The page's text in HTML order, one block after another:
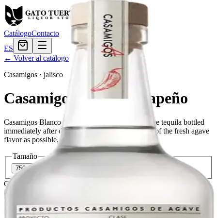
CatálogoContacto
ES
← Volver al catálogo
Casamigos · jalisco
Casamigos Blanco Jalapeño
Casamigos Blanco Jalapeño is a high-quality white tequila bottled
immediately after distillation to maintain as much of the fresh agave
flavor as possible.
Tamaño
750ml$47.99
Cantidad
El Gato Tuerto